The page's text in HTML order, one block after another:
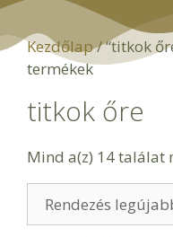
Kezdőlap/ “titkok
termékek
titkok őre
Mind a(z) 14 találat